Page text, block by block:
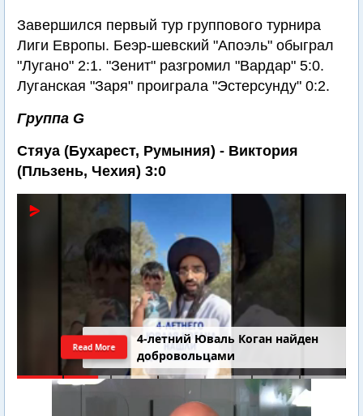
Завершился первый тур группового турнира
Лиги Европы. Беэр-шевский "Апоэль" обыграл
"Лугано" 2:1. "Зенит" разгромил "Вардар" 5:0.
Луганская "Заря" проиграла "Эстерсунду" 0:2.
Группа G
Стяуа (Бухарест, Румыния) - Виктория
(Пльзень, Чехия) 3:0
4-летний Юваль Коган найден
добровольцами
Read More